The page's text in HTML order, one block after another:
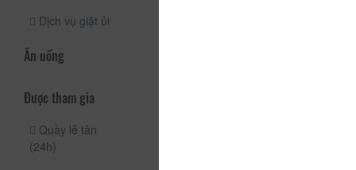
Dịch vụ giặt ủi
Ăn uống
Được tham gia
Quầy lễ tân
(24h)